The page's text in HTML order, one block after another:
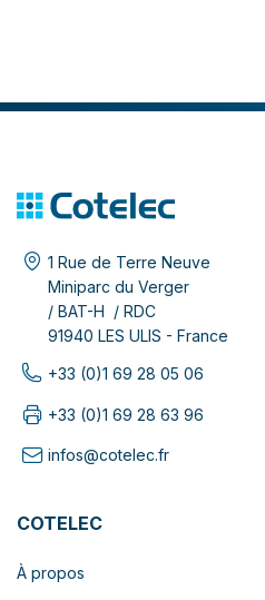
1 Rue de Terre Neuve
Miniparc du Verger
/ BAT-H / RDC
91940 LES ULIS - France
+33 (0)1 69 28 05 06
+33 (0)1 69 28 63 96
infos@cotelec.fr
COTELEC
À propos